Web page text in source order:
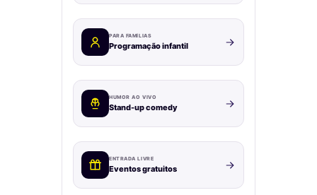
PARA FAMÍLIAS
Programação infantil
HUMOR AO VIVO
Stand-up comedy
ENTRADA LIVRE
Eventos gratuitos